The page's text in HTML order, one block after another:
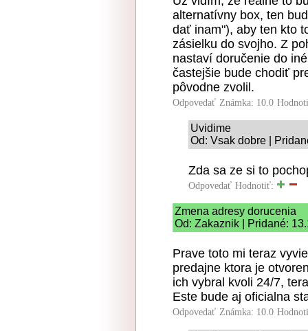
alternatívny box, ten
dať inam"), aby ten kto
zásielku do svojho. Z
nastaví doručenie do
častejšie bude chodiť
pôvodne zvolil.
Odpovedať Známka: 10.0
Uvidime
Od: Vsak dobre |
Zda sa ze si to
Odpovedať Hodnotiť:
Zmena adresy dorucenia
Od: Zakaznik | Pridané:
Prave toto mi teraz
predajne ktora je
ich vybral kvoli 24/7,
Este bude aj oficialna
Odpovedať Známka: 10.0